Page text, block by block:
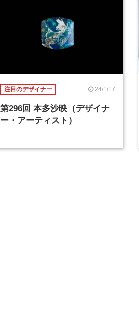
注目のデザイナー 24/1/17
第296回 本多沙映（デザイナ
ー・アーティスト）